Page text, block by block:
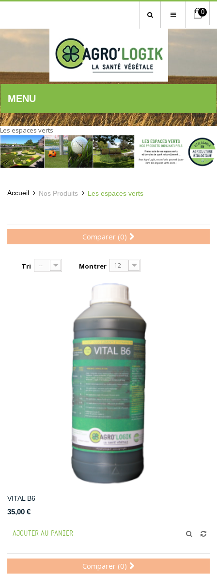
0
MENU
Les espaces verts
Accueil Nos Produits Les espaces verts
Comparer (0)
Tri -- Montrer 12
VITAL B6
35,00 €
AJOUTER AU PANIER
Comparer (0)